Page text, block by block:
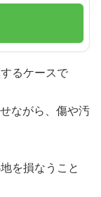
るケースで
ながら、傷や汚
を損なうこと